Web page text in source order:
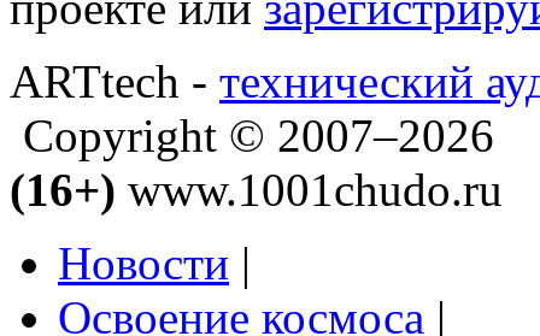
ARTtech - технический
Copyright © 2007–2026
(16+) www.1001chudo.ru
Новости |
Освоение космоса |